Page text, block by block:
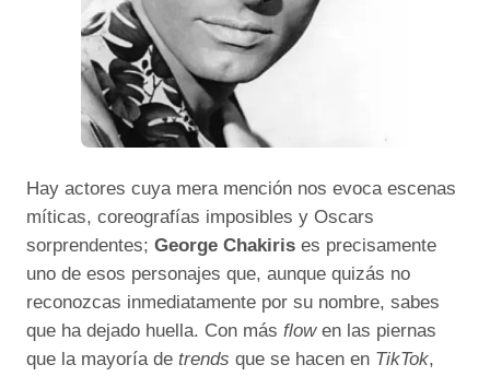
Hay actores cuya mera mención nos evoca escenas
míticas, coreografías imposibles y Oscars
sorprendentes; George Chakiris es precisamente
uno de esos personajes que, aunque quizás no
reconozcas inmediatamente por su nombre, sabes
que ha dejado huella. Con más flowen las piernas
que la mayoría de trends que se hacen en TikTok,